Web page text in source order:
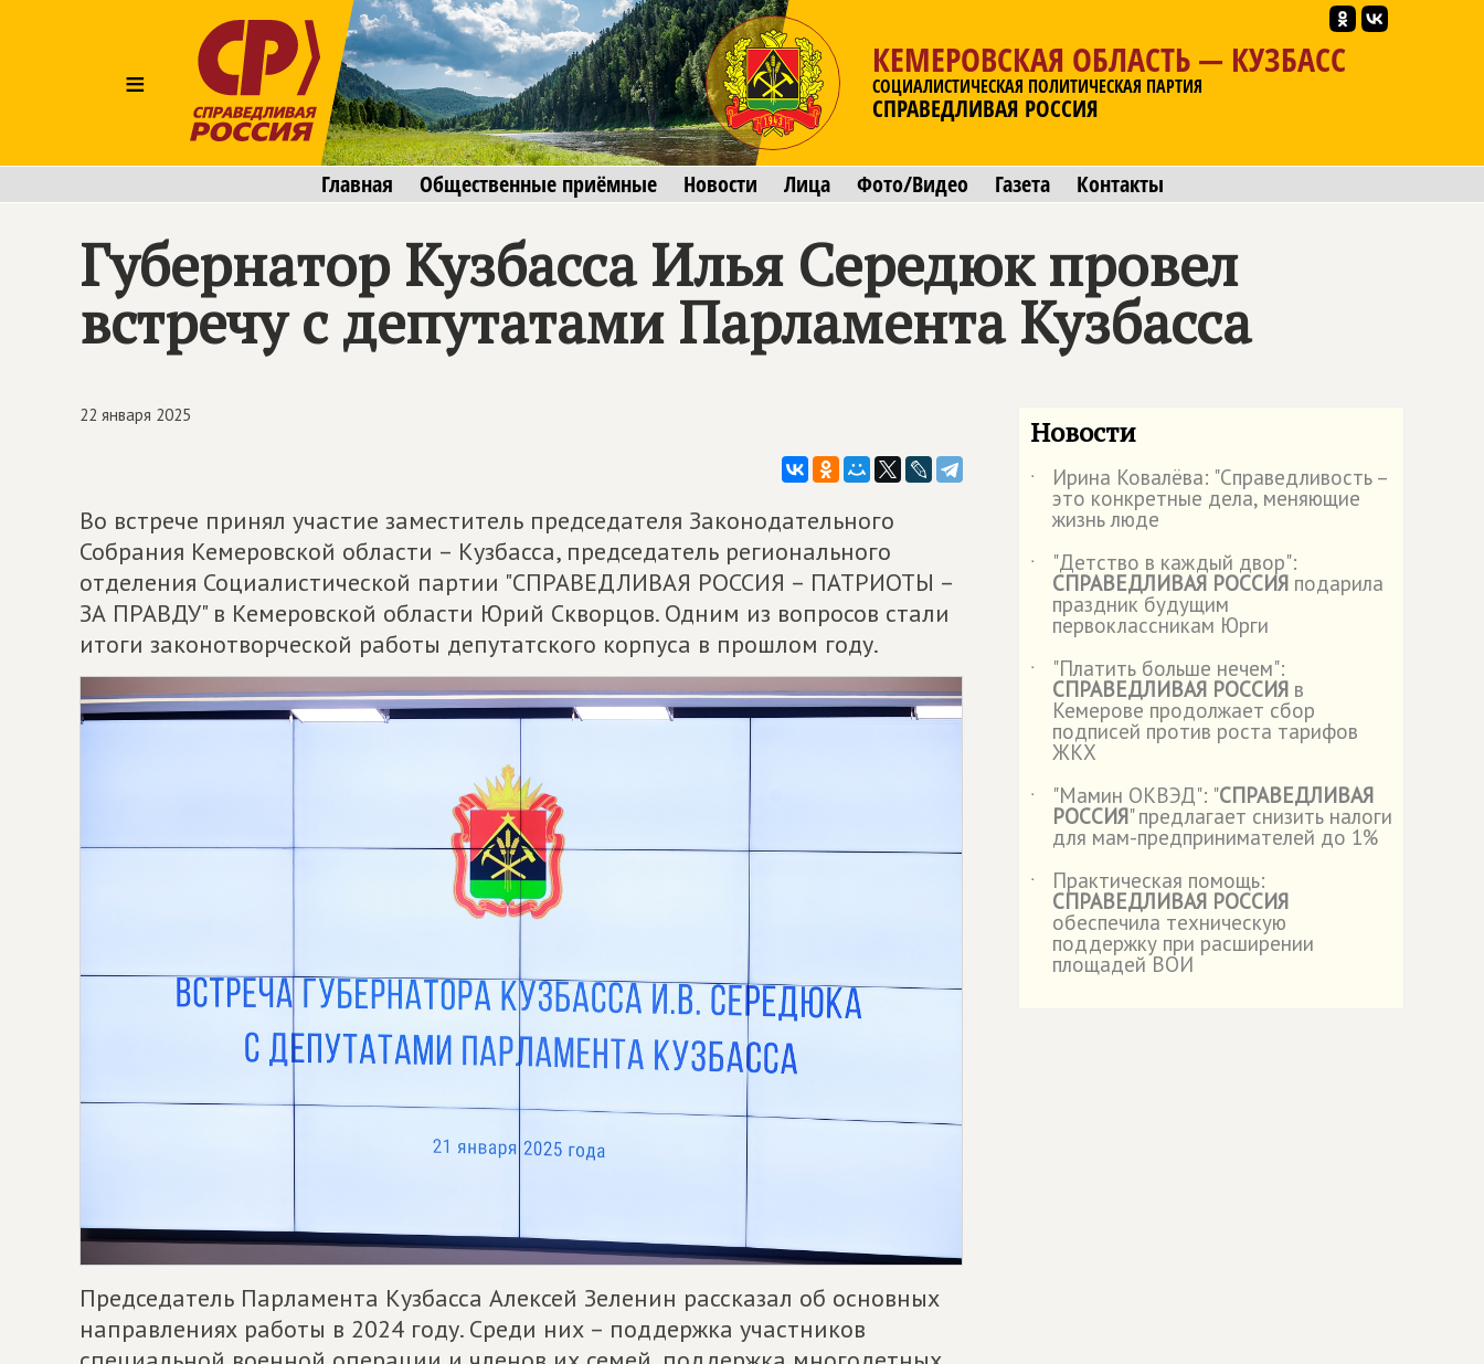
≡
КЕМЕРОВСКАЯ ОБЛАСТЬ — КУЗБАСС
СОЦИАЛИСТИЧЕСКАЯ ПОЛИТИЧЕСКАЯ ПАРТИЯ
СПРАВЕДЛИВАЯ РОССИЯ
Главная Общественные приёмные Новости Лица Фото/Видео Газета Контакты
Губернатор Кузбасса Илья Середюк провел
встречу с депутатами Парламента Кузбасса
22 января 2025
Во встрече принял участие заместитель председателя Законодательного
Собрания Кемеровской области – Кузбасса, председатель регионального
отделения Социалистической партии "СПРАВЕДЛИВАЯ РОССИЯ – ПАТРИОТЫ –
ЗА ПРАВДУ" в Кемеровской области Юрий Скворцов. Одним из вопросов стали
итоги законотворческой работы депутатского корпуса в прошлом году.
Председатель Парламента Кузбасса Алексей Зеленин рассказал об основных
направлениях работы в 2024 году. Среди них – поддержка участников
Новости
˙ Ирина Ковалёва: "Справедливость –
это конкретные дела, меняющие
жизнь люде
˙
"Детство в каждый двор":
СПРАВЕДЛИВАЯ РОССИЯ подарила
праздник будущим
первоклассникам Юрги
˙
"Платить больше нечем":
СПРАВЕДЛИВАЯ РОССИЯ в
Кемерове продолжает сбор
подписей против роста тарифов
ЖКХ
˙
"Мамин ОКВЭД": "СПРАВЕДЛИВАЯ
РОССИЯ" предлагает снизить налоги
для мам-предпринимателей до 1%
˙
Практическая помощь:
СПРАВЕДЛИВАЯ РОССИЯ
обеспечила техническую
поддержку при расширении
площадей ВОИ